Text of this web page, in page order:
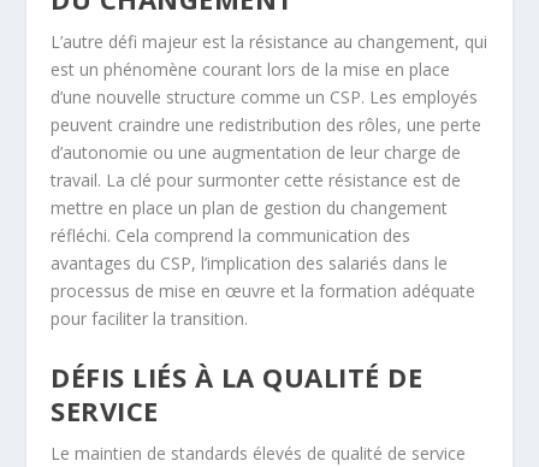
L’autre défi majeur est la résistance au changement, qui
est un phénomène courant lors de la mise en place
d’une nouvelle structure comme un CSP. Les employés
peuvent craindre une redistribution des rôles, une perte
d’autonomie ou une augmentation de leur charge de
travail. La clé pour surmonter cette résistance est de
mettre en place un plan de gestion du changement
réfléchi. Cela comprend la communication des
avantages du CSP, l’implication des salariés dans le
processus de mise en œuvre et la formation adéquate
pour faciliter la transition.
DÉFIS LIÉS À LA QUALITÉ DE
SERVICE
Le maintien de standards élevés de qualité de service